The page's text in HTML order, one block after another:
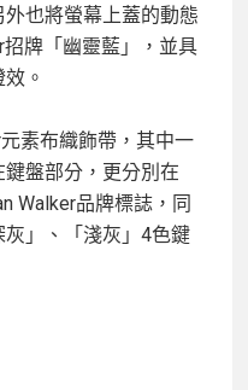
也將螢幕上蓋的動態
牌「幽靈藍」，並具
。
素布織飾帶，其中一
盤部分，更分別在
Walker品牌標誌，同
」、「淺灰」4色鍵